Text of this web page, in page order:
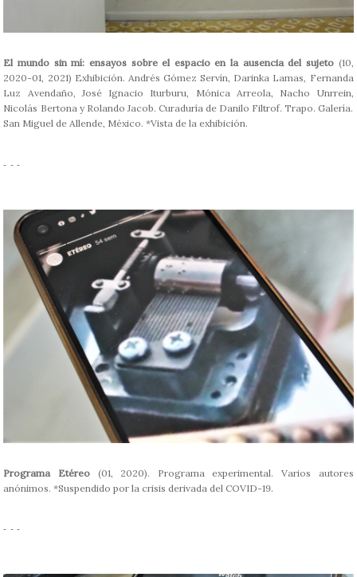
El mundo sin mí: ensayos sobre el espacio en la ausencia del sujeto (10,
2020-01, 2021) Exhibición. Andrés Gómez Servín, Darinka Lamas, Fernanda
Luz Avendaño, José Ignacio Iturburu, Mónica Arreola, Nacho Unrrein,
Nicolás Bertona y Rolando Jacob. Curaduría de Danilo Filtrof. Trapo. Galería.
San Miguel de Allende, México. *Vista de la exhibición.
- - -
Programa Etéreo (01, 2020). Programa experimental. Varios autores
anónimos. *Suspendido por la crisis derivada del COVID-19.
- - -